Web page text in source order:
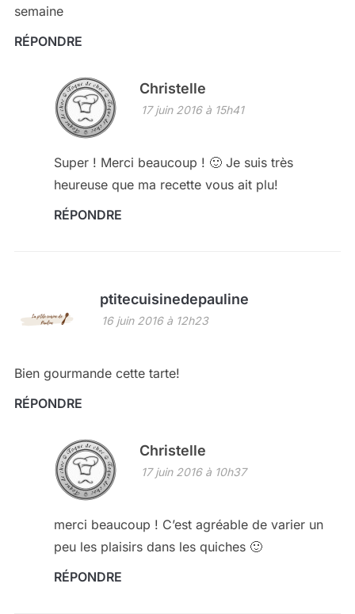
semaine
RÉPONDRE
Christelle
17 juin 2016 à 15h41
Super ! Merci beaucoup ! 🙂 Je suis très
heureuse que ma recette vous ait plu!
RÉPONDRE
ptitecuisinedepauline
16 juin 2016 à 12h23
Bien gourmande cette tarte!
RÉPONDRE
Christelle
17 juin 2016 à 10h37
merci beaucoup ! C’est agréable de varier un
peu les plaisirs dans les quiches 🙂
RÉPONDRE